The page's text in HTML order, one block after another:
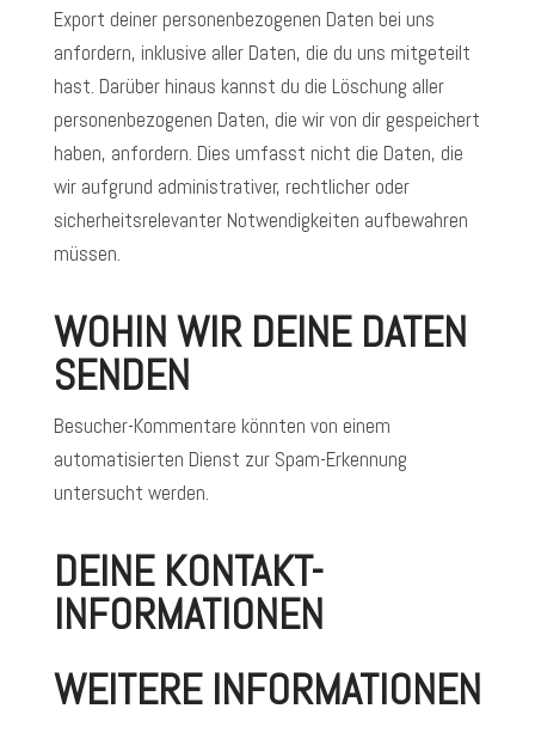
Export deiner personenbezogenen Daten bei uns
anfordern, inklusive aller Daten, die du uns mitgeteilt
hast. Darüber hinaus kannst du die Löschung aller
personenbezogenen Daten, die wir von dir gespeichert
haben, anfordern. Dies umfasst nicht die Daten, die
wir aufgrund administrativer, rechtlicher oder
sicherheitsrelevanter Notwendigkeiten aufbewahren
müssen.
WOHIN WIR DEINE DATEN
SENDEN
Besucher-Kommentare könnten von einem
automatisierten Dienst zur Spam-Erkennung
untersucht werden.
DEINE KONTAKT-
INFORMATIONEN
WEITERE INFORMATIONEN